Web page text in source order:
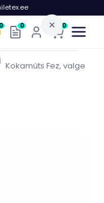
0 0
Kokamüts Fez, valge
×